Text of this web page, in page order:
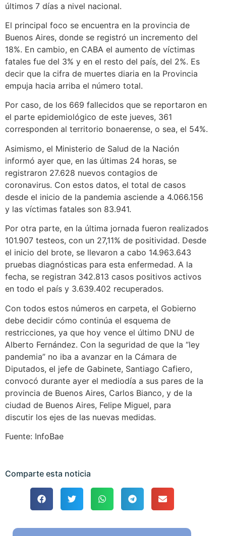
últimos 7 días a nivel nacional.
El principal foco se encuentra en la provincia de
Buenos Aires, donde se registró un incremento del
18%. En cambio, en CABA el aumento de víctimas
fatales fue del 3% y en el resto del país, del 2%. Es
decir que la cifra de muertes diaria en la Provincia
empuja hacia arriba el número total.
Por caso, de los 669 fallecidos que se reportaron en
el parte epidemiológico de este jueves, 361
corresponden al territorio bonaerense, o sea, el 54%.
Asimismo, el Ministerio de Salud de la Nación
informó ayer que, en las últimas 24 horas, se
registraron 27.628 nuevos contagios de
coronavirus. Con estos datos, el total de casos
desde el inicio de la pandemia asciende a 4.066.156
y las víctimas fatales son 83.941.
Por otra parte, en la última jornada fueron realizados
101.907 testeos, con un 27,11% de positividad. Desde
el inicio del brote, se llevaron a cabo 14.963.643
pruebas diagnósticas para esta enfermedad. A la
fecha, se registran 342.813 casos positivos activos
en todo el país y 3.639.402 recuperados.
Con todos estos números en carpeta, el Gobierno
debe decidir cómo continúa el esquema de
restricciones, ya que hoy vence el último DNU de
Alberto Fernández. Con la seguridad de que la “ley
pandemia” no iba a avanzar en la Cámara de
Diputados, el jefe de Gabinete, Santiago Cafiero,
convocó durante ayer el mediodía a sus pares de la
provincia de Buenos Aires, Carlos Bianco, y de la
ciudad de Buenos Aires, Felipe Miguel, para
discutir los ejes de las nuevas medidas.
Fuente: InfoBae
Comparte esta noticia